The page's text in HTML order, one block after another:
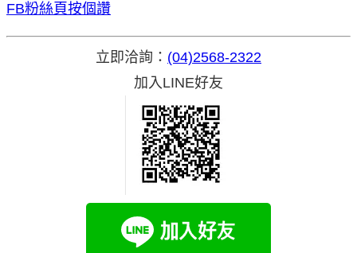
FB粉絲頁按個讚
立即洽詢： (04)2568-2322
加入LINE好友